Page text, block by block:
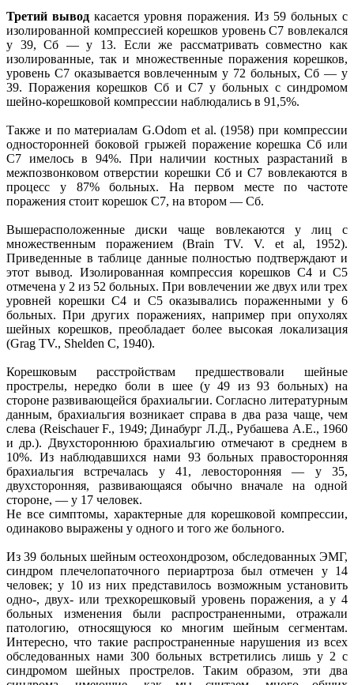
Третий вывод касается уровня поражения. Из 59 больных с
изолированной компрессией корешков уровень С7 вовлекался
у 39, Сб — у 13. Если же рассматривать совместно как
изолированные, так и множественные поражения корешков,
уровень С7 оказывается вовлеченным у 72 больных, Сб — у
39. Поражения корешков Сб и С7 у больных с синдромом
шейно-корешковой компрессии наблюдались в 91,5%.
Также и по материалам G.Odom et al. (1958) при компрессии
односторонней боковой грыжей поражение корешка Сб или
С7 имелось в 94%. При наличии костных разрастаний в
межпозвонковом отверстии корешки Сб и С7 вовлекаются в
процесс у 87% больных. На первом месте по частоте
поражения стоит корешок С7, на втором — Сб.
Вышерасположенные диски чаще вовлекаются у лиц с
множественным поражением (Brain TV. V. et al, 1952).
Приведенные в таблице данные полностью подтверждают и
этот вывод. Изолированная компрессия корешков С4 и С5
отмечена у 2 из 52 больных. При вовлечении же двух или трех
уровней корешки С4 и С5 оказывались пораженными у 6
больных. При других поражениях, например при опухолях
шейных корешков, преобладает более высокая локализация
(Grag TV., Shelden С, 1940).
Корешковым расстройствам предшествовали шейные
прострелы, нередко боли в шее (у 49 из 93 больных) на
стороне развивающейся брахиальгии. Согласно литературным
данным, брахиальгия возникает справа в два раза чаще, чем
слева (Reischauer F., 1949; Динабург Л.Д., Рубашева А.Е., 1960
и др.). Двухстороннюю брахиальгию отмечают в среднем в
10%. Из наблюдавшихся нами 93 больных правосторонняя
брахиальгия встречалась у 41, левосторонняя — у 35,
двухсторонняя, развивающаяся обычно вначале на одной
стороне, — у 17 человек.
Не все симптомы, характерные для корешковой компрессии,
одинаково выражены у одного и того же больного.
Из 39 больных шейным остеохондрозом, обследованных ЭМГ,
синдром плечелопаточного периартроза был отмечен у 14
человек; у 10 из них представилось возможным установить
одно-, двух- или трехкорешковый уровень поражения, а у 4
больных изменения были распространенными, отражали
патологию, относящуюся ко многим шейным сегментам.
Интересно, что такие распространенные нарушения из всех
обследованных нами 300 больных встретились лишь у 2 с
синдромом шейных прострелов. Таким образом, эти два